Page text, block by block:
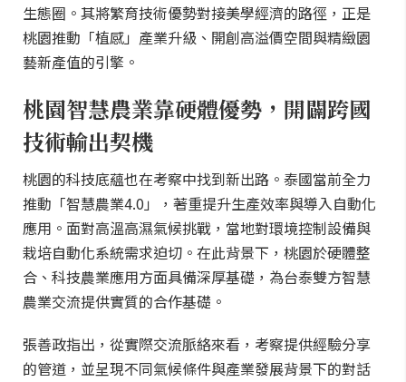
生態圈。其將繁育技術優勢對接美學經濟的路徑，正是
桃園推動「植感」產業升級、開創高溢價空間與精緻園
藝新產值的引擎。
桃園智慧農業靠硬體優勢，開闢跨國
技術輸出契機
桃園的科技底蘊也在考察中找到新出路。泰國當前全力
推動「智慧農業4.0」，著重提升生產效率與導入自動化
應用。面對高溫高濕氣候挑戰，當地對環境控制設備與
栽培自動化系統需求迫切。在此背景下，桃園於硬體整
合、科技農業應用方面具備深厚基礎，為台泰雙方智慧
農業交流提供實質的合作基礎。
張善政指出，從實際交流脈絡來看，考察提供經驗分享
的管道，並呈現不同氣候條件與產業發展背景下的對話